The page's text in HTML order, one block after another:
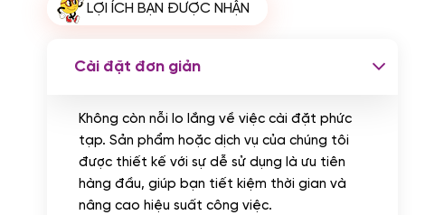
qua ngân hàng vietcombank,
LỢI ÍCH BẠN ĐƯỢC NHẬN
Cài đặt đơn giản
Không còn nỗi lo lắng về việc cài đặt phức
tạp. Sản phẩm hoặc dịch vụ của chúng tôi
được thiết kế với sự dễ sử dụng là ưu tiên
hàng đầu, giúp bạn tiết kiệm thời gian và
nâng cao hiệu suất công việc.